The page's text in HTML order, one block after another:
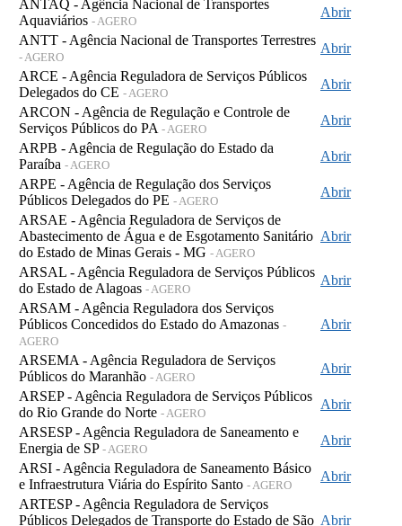
ANTAQ - Agência Nacional de Transportes
Aquaviários - AGERO
Abrir
ANTT - Agência Nacional de Transportes Terrestres
- AGERO
Abrir
ARCE - Agência Reguladora de Serviços Públicos
Delegados do CE - AGERO
Abrir
ARCON - Agência de Regulação e Controle de
Serviços Públicos do PA - AGERO
Abrir
ARPB - Agência de Regulação do Estado da
Paraíba - AGERO
Abrir
ARPE - Agência de Regulação dos Serviços
Públicos Delegados do PE - AGERO
Abrir
ARSAE - Agência Reguladora de Serviços de
Abastecimento de Água e de Esgotamento Sanitário
do Estado de Minas Gerais - MG - AGERO
Abrir
ARSAL - Agência Reguladora de Serviços Públicos
do Estado de Alagoas - AGERO
Abrir
ARSAM - Agência Reguladora dos Serviços
Públicos Concedidos do Estado do Amazonas -
AGERO
Abrir
ARSEMA - Agência Reguladora de Serviços
Públicos do Maranhão - AGERO
Abrir
ARSEP - Agência Reguladora de Serviços Públicos
do Rio Grande do Norte - AGERO
Abrir
ARSESP - Agência Reguladora de Saneamento e
Energia de SP - AGERO
Abrir
ARSI - Agência Reguladora de Saneamento Básico
e Infraestrutura Viária do Espírito Santo - AGERO
Abrir
ARTESP - Agência Reguladora de Serviços
Públicos Delegados de Transporte do Estado de São Abrir